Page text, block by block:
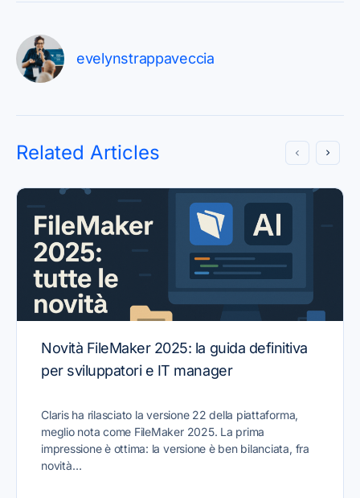
evelynstrappaveccia
Related Articles
Novità FileMaker 2025: la guida definitiva
per sviluppatori e IT manager
Claris ha rilasciato la versione 22 della piattaforma,
meglio nota come FileMaker 2025. La prima
impressione è ottima: la versione è ben bilanciata, fra
novità…